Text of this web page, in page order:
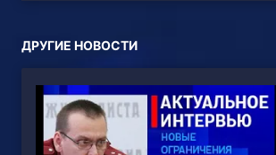
ДРУГИЕ НОВОСТИ